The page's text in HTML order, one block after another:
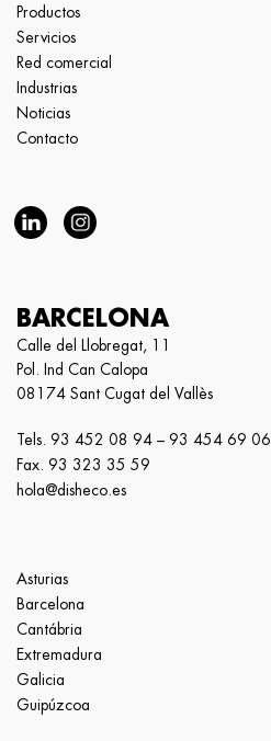
Productos
Servicios
Red comercial
Industrias
Noticias
Contacto
BARCELONA
Calle del Llobregat, 11
Pol. Ind Can Calopa
08174 Sant Cugat del Vallès
Tels. 93 452 08 94 – 93 454 69 06
Fax. 93 323 35 59
hola@disheco.es
Asturias
Barcelona
Cantábria
Extremadura
Galicia
Guipúzcoa